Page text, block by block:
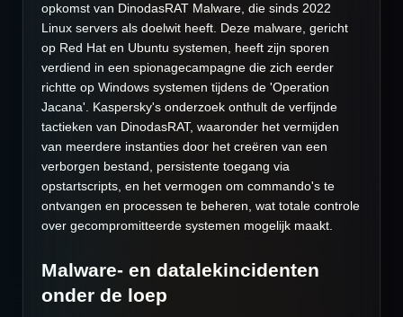
opkomst van DinodasRAT Malware, die sinds 2022
Linux servers als doelwit heeft. Deze malware, gericht
op Red Hat en Ubuntu systemen, heeft zijn sporen
verdiend in een spionagecampagne die zich eerder
richtte op Windows systemen tijdens de 'Operation
Jacana'. Kaspersky's onderzoek onthult de verfijnde
tactieken van DinodasRAT, waaronder het vermijden
van meerdere instanties door het creëren van een
verborgen bestand, persistente toegang via
opstartscripts, en het vermogen om commando's te
ontvangen en processen te beheren, wat totale controle
over gecompromitteerde systemen mogelijk maakt.
Malware- en datalekincidenten
onder de loep